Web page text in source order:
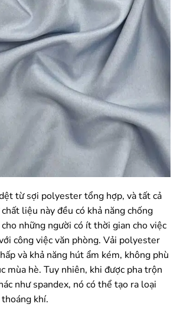
từ sợi polyester tổng hợp, và tất cả
liệu này đều có khả năng chống
những người có ít thời gian cho việc
công việc văn phòng. Vải polyester
và khả năng hút ẩm kém, không phù
mùa hè. Tuy nhiên, khi được pha trộn
như spandex, nó có thể tạo ra loại
khí.